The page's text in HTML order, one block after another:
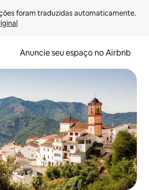
Anuncie seu espaço no Airbnb